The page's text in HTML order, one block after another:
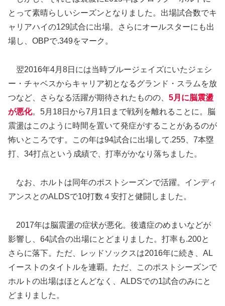
とって素晴らしいシーズンとなりました。出場試合数でキ
ャリアハイの129試合に出場。さらにオールスターにも出
場し、OBPで.349をマーク。
翌2016年4月8日には当時ブルージェイズにいたジェシ
ー・チャベスからキャリア初となるグランド・スラムを放
つなど、さらなる活躍が期待されたものの、 5月に脳震盪
が悪化。5月18日から7月1日まで戦列を離れることに。脳
震盪はこのように時間を置いて発症がすることがあるのが
怖いところです。この年は94試合に出場して.255、7本塁
打、34打点という成績で、打率がかなり落ちました。
なお、ホルトは同年のポストシーズンで活躍。インディ
アンスとのALDSで10打数４安打と健闘しました。
2017年は脳震盪の症状が悪化。後遺症のめまいなどが
影響し、64試合の出場にとどまりました。打率も.200と
さらに落下。ただ、レッドソックスは2016年に続き、AL
イーストのタイトルを連覇。ただ、このポストシーズンで
ホルトの出場はほとんどなく、ALDSでの1試合のみにと
どまりました。